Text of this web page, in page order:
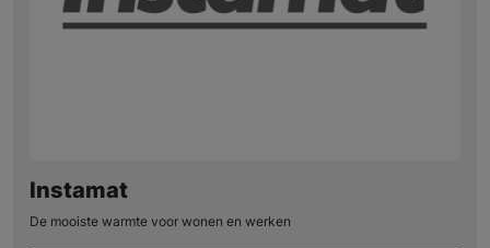
Instamat
De mooiste warmte voor wonen en werken